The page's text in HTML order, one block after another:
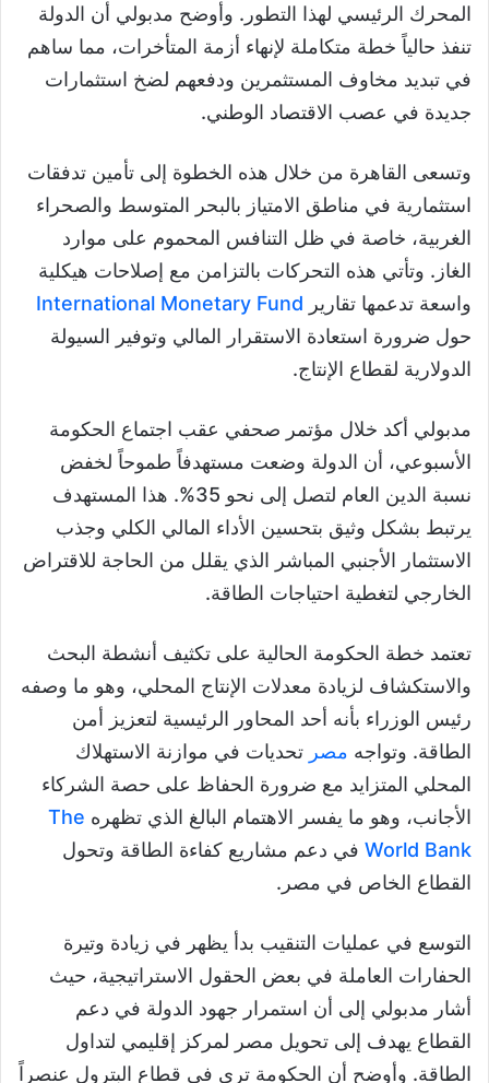
المحرك الرئيسي لهذا التطور. وأوضح مدبولي أن الدولة
تنفذ حالياً خطة متكاملة لإنهاء أزمة المتأخرات، مما ساهم
في تبديد مخاوف المستثمرين ودفعهم لضخ استثمارات
جديدة في عصب الاقتصاد الوطني.
وتسعى القاهرة من خلال هذه الخطوة إلى تأمين تدفقات
استثمارية في مناطق الامتياز بالبحر المتوسط والصحراء
الغربية، خاصة في ظل التنافس المحموم على موارد
الغاز. وتأتي هذه التحركات بالتزامن مع إصلاحات هيكلية
واسعة تدعمها تقارير International Monetary Fund
حول ضرورة استعادة الاستقرار المالي وتوفير السيولة
الدولارية لقطاع الإنتاج.
مدبولي أكد خلال مؤتمر صحفي عقب اجتماع الحكومة
الأسبوعي، أن الدولة وضعت مستهدفاً طموحاً لخفض
نسبة الدين العام لتصل إلى نحو 35%. هذا المستهدف
يرتبط بشكل وثيق بتحسين الأداء المالي الكلي وجذب
الاستثمار الأجنبي المباشر الذي يقلل من الحاجة للاقتراض
الخارجي لتغطية احتياجات الطاقة.
تعتمد خطة الحكومة الحالية على تكثيف أنشطة البحث
والاستكشاف لزيادة معدلات الإنتاج المحلي، وهو ما وصفه
رئيس الوزراء بأنه أحد المحاور الرئيسية لتعزيز أمن
الطاقة. وتواجه مصر تحديات في موازنة الاستهلاك
المحلي المتزايد مع ضرورة الحفاظ على حصة الشركاء
الأجانب، وهو ما يفسر الاهتمام البالغ الذي تظهره The
World Bank في دعم مشاريع كفاءة الطاقة وتحول
القطاع الخاص في مصر.
التوسع في عمليات التنقيب بدأ يظهر في زيادة وتيرة
الحفارات العاملة في بعض الحقول الاستراتيجية، حيث
أشار مدبولي إلى أن استمرار جهود الدولة في دعم
القطاع يهدف إلى تحويل مصر لمركز إقليمي لتداول
الطاقة. وأوضح أن الحكومة ترى في قطاع البترول عنصراً